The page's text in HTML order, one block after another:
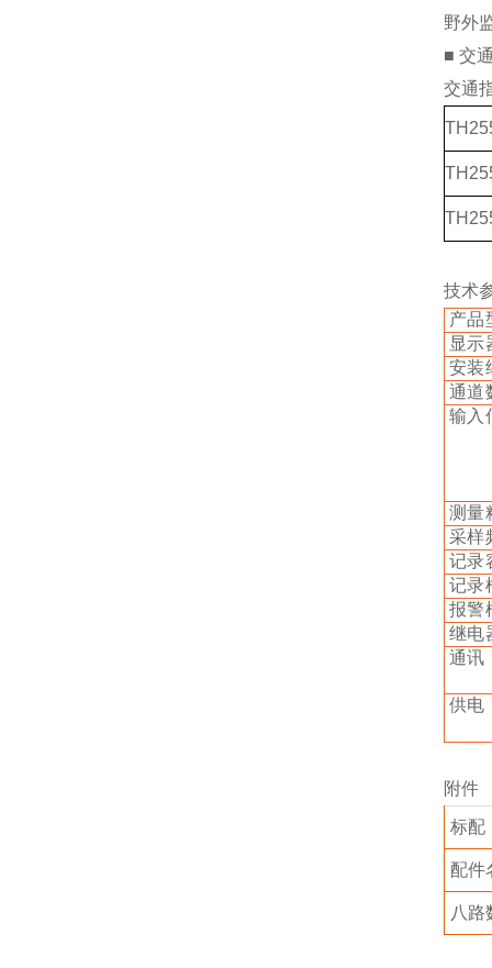
野外
■ 交
交通
技术
产品
显示
安装
通道
输入
测量
采样
记录
记录
报警
继电
通讯
供电
附件
标配
配件
八路